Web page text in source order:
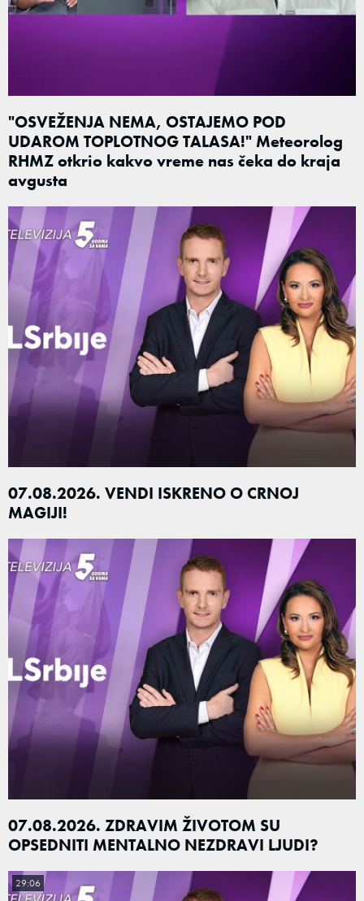
"OSVEŽENJA NEMA, OSTAJEMO POD
UDAROM TOPLOTNOG TALASA!" Meteorolog
RHMZ otkrio kakvo vreme nas čeka do kraja
avgusta
07.08.2026. VENDI ISKRENO O CRNOJ
MAGIJI!
07.08.2026. ZDRAVIM ŽIVOTOM SU
OPSEDNITI MENTALNO NEZDRAVI LJUDI?
29:06